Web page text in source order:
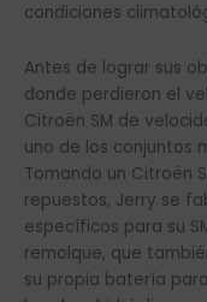
condiciones
Antes de lograr sus
donde perdieron el
Citroën SM de
uno de los conjuntos
Tomando un Citroën
repuestos, Jerry se
específicos para su
remolque, que
su propia batería